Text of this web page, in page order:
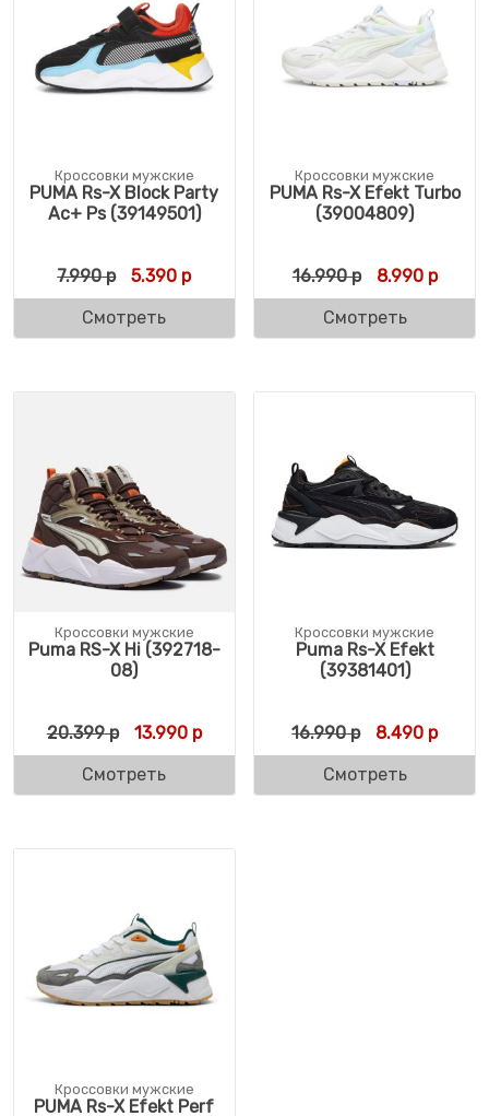
Кроссовки мужские
PUMA Rs-X Block Party
Ac+ Ps (39149501)
7.990р Первоначальная цена составляла 7.990 р.
5.390 рТекущая цена: 5.390 р.
Смотреть
Кроссовки мужские
PUMA Rs-X Efekt Turbo
(39004809)
16.990р 8.990р
Смотреть
Кроссовки мужские
Puma RS-X Hi (392718-
08)
20.399р Первоначальная цена составляла 20.399
13.990рТекущая цена: 13.990 р.
Смотреть
Кроссовки мужские
Puma Rs-X Efekt
(39381401)
16.990р 8.490 р
Смотреть
Кроссовки мужские
PUMA Rs-X Efekt Perf